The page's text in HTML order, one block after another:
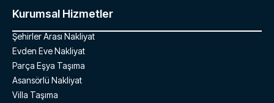
Kurumsal Hizmetler
Şehirler Arası Nakliyat
Evden Eve Nakliyat
Parça Eşya Taşıma
Asansörlü Nakliyat
Villa Taşıma